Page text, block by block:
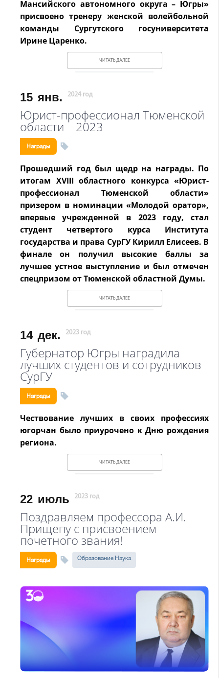
Мансийского автономного округа – Югры»
присвоено тренеру женской волейбольной
команды Сургутского госуниверситета
Ирине Царенко.
ЧИТАТЬ ДАЛЕЕ
15 янв. 2024 год
Юрист-профессионал Тюменской
области – 2023
Награды
Прошедший год был щедр на награды. По
итогам XVIII областного конкурса «Юрист-
профессионал Тюменской области»
призером в номинации «Молодой оратор»,
впервые учрежденной в 2023 году, стал
студент четвертого курса Института
государства и права СурГУ Кирилл Елисеев. В
финале он получил высокие баллы за
лучшее устное выступление и был отмечен
спецпризом от Тюменской областной Думы.
ЧИТАТЬ ДАЛЕЕ
14 дек. 2023 год
Губернатор Югры наградила
лучших студентов и сотрудников
СурГУ
Награды
Чествование лучших в своих профессиях
югорчан было приурочено к Дню рождения
региона.
ЧИТАТЬ ДАЛЕЕ
22 июль 2023 год
Поздравляем профессора А.И.
Прищепу с присвоением
почетного звания!
Награды Образование Наука